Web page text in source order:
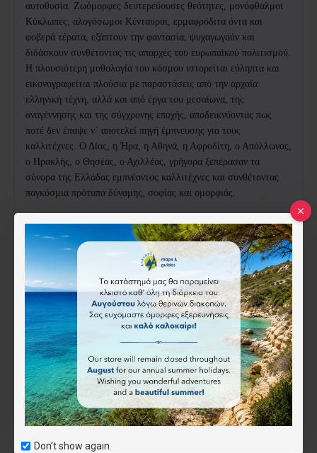
Don't show again.
αυτοθυσία. Ζωόμορφες δευτερεύουσες θεότητες, μονόφθαλμοι
Κύκλωπες, αλογόσωμοι Κένταυροι, ερμαφρόδιτα όντα και
φοβερά τέρατα, εξάπτουν την φαντασία, ψυχαγωγούν και
διδάσκουν συνθέτοντας τις απαρχές του ευρωπαϊκού πολιτισμού.
Η πλουσιότερη μυθολογία του κόσμου ιστορείται εύληπτα και
εικονογραφείται πλούσια με παραστάσεις από την αρχαία
ελληνική τέχνη, αλλά και από έργα του μεσαίωνα, της
αναγέννησης και της σύγχρονης εποχής, αποδεικνύοντας πως
ποτέ δεν έπαψε ν΄ αποτελεί πηγή έμπνευσης για τους
καλλιτέχνες. Ο Δίας, η Ήρα, η Αθηνά, η Αφροδίτη, ο Απόλλωνας,
ο Ηρακλής, ο Θησέας, ο Αχιλλέας, γρήγορα ξεπέρασαν τα
σύνορα της Ελλάδας εμπνέοντος καλλιτέχνες και συνθέτοντας
παγκόσμια πρότυπα δύναμης, σοφίας και ομορφιάς.
Χαρακτηριστικά
ISBN:9789608227316
Mediterraneo
15.05€